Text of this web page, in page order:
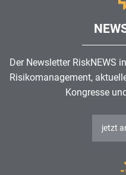
Der Newsletter RiskNEWS
Risikomanagement,
Kongresse
jetzt